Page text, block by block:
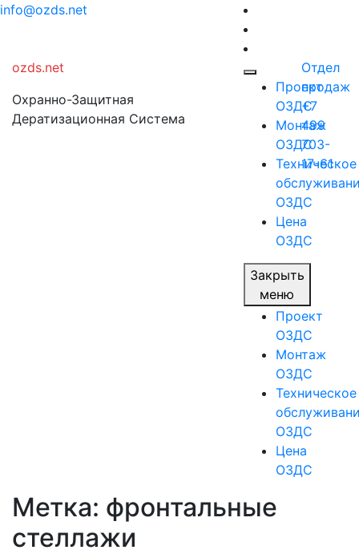
Перейти
info@ozds.net
ozds.net
Охранно-Защитная
Дератизационная Система
Проект
ОЗДС
Монтаж
ОЗДС
Техническое
ОЗДС
Цена
ОЗДС
Закрыть
меню
Проект
ОЗДС
Монтаж
ОЗДС
Техническое
ОЗДС
Цена
ОЗДС
Отдел
продаж
+7
499
703-
17-61
Метка: фронтальные
стеллажи